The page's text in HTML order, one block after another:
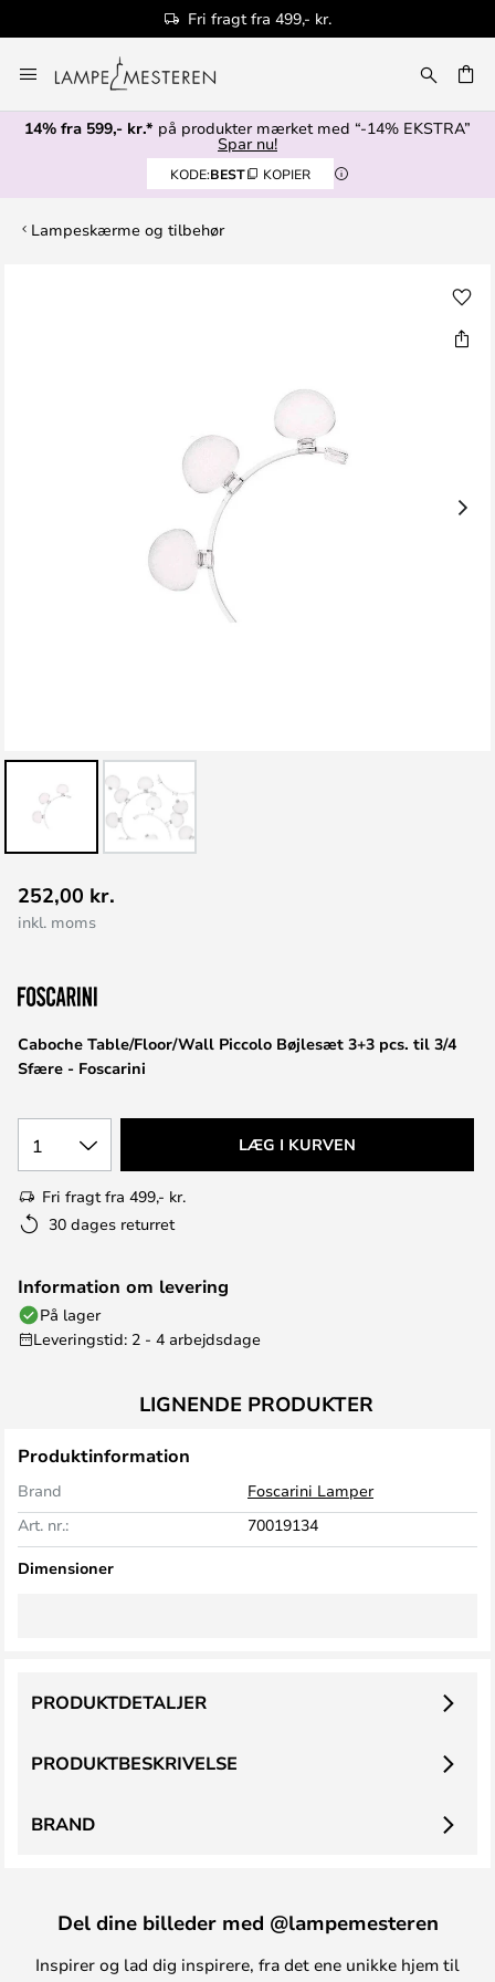
Fri fragt fra 499,- kr.
to
Content
14% fra 599,- kr.* på produkter mærket med “-14% EKSTRA”
Spar nu!
KODE:BEST KOPIER
Lampeskærme og tilbehør
til
starten
billedgalleriet
Caboche Table/Floor/Wall Piccolo Bøjlesæt 3+3 pcs. til 3/4
Sfære - Foscarini
252,00 kr.
inkl. moms
1 LÆG I KURVEN
Fri fragt fra 499,- kr.
30 dages returret
Information om levering
På lager
Leveringstid: 2 - 4 arbejdsdage
LIGNENDE PRODUKTER
Produktinformation
Brand
Foscarini Lamper
Art. nr.:
70019134
Dimensioner
PRODUKTBESKRIVELSE
PRODUKTDETALJER
BRAND
Del dine billeder med @lampemesteren
Inspirer og lad dig inspirere, fra det ene unikke hjem til